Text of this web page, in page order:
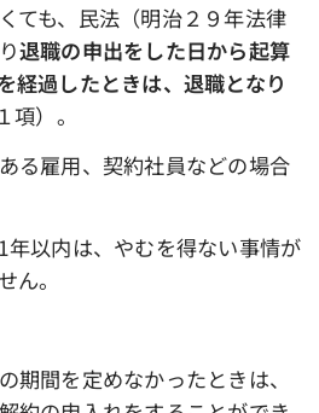
ても、民法（明治２９年法律
退職の申出をした日から起算
経過したときは、退職となり
項）。
る雇用、契約社員などの場合
以内は、やむを得ない事情が
ん。
間を定めなかったときは、